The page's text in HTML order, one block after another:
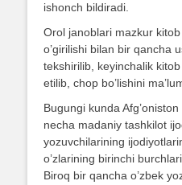
ishonch bildiradi.
Orol janoblari mazkur
o’girilishi bilan bir qancha
tekshirilib, keyinchalik
etilib, chop bo’lishini
Bugungi kunda
necha madaniy tashkilot
yozuvchilarining
o’zlarining birinchi
Biroq bir qancha o’zbek